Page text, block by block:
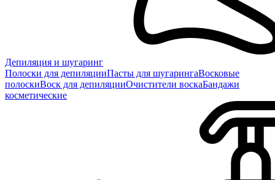
Депиляция и шугаринг
Полоски для депиляцииПасты для шугарингаВосковые
полоскиВоск для депиляцииОчистители воскаБандажи
косметические